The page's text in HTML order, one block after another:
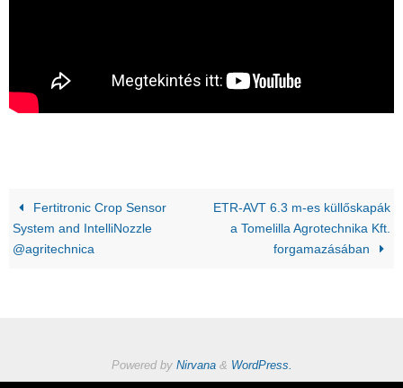
Fertitronic Crop Sensor
System and IntelliNozzle
@agritechnica
ETR-AVT 6.3 m-es küllőskapák
a Tomelilla Agrotechnika Kft.
forgamazásában
Powered by Nirvana& WordPress.